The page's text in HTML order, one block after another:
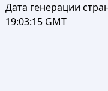
Дата генерации
19:03:15 GMT